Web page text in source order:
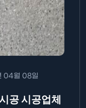
04월 08일
공 시공업체